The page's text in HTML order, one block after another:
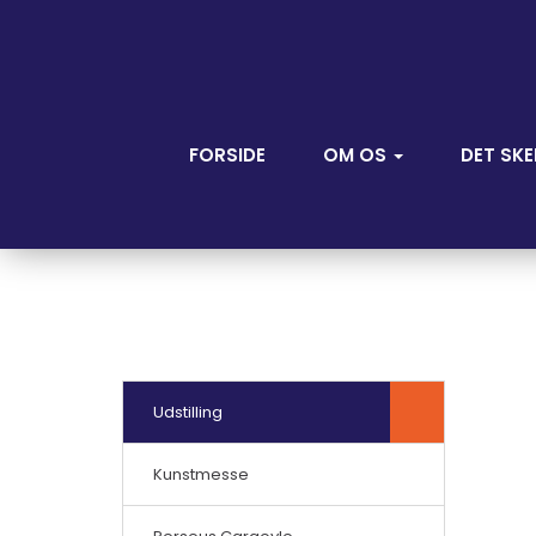
FORSIDE OM OS DET
Udstilling
Kunstmesse